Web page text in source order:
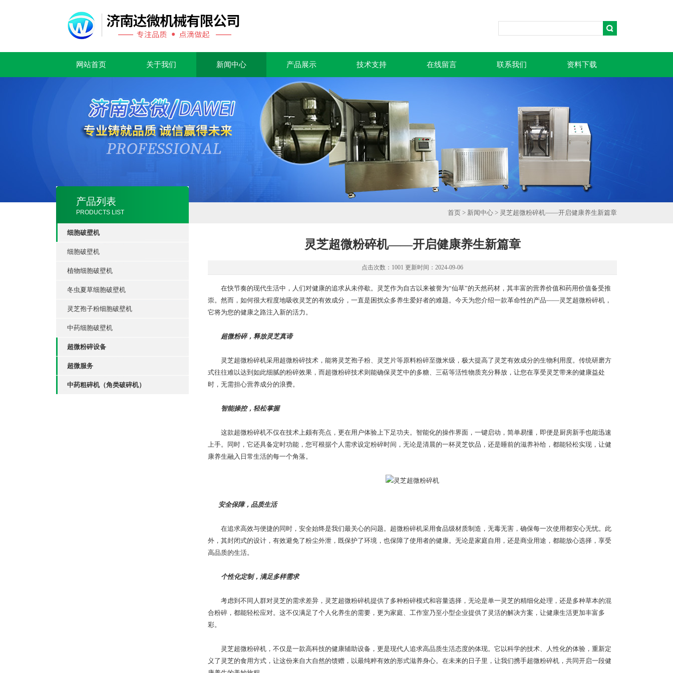
网站首页 关于我们 新闻中心 产品展示 技术支持 在线留言 联系我们 资料下载
产品列表
PRODUCTS LIST
细胞破壁机
细胞破壁机
植物细胞破壁机
冬虫夏草细胞破壁机
灵芝孢子粉细胞破壁机
中药细胞破壁机
超微粉碎设备
超微服务
中药粗碎机（角类破碎机）
首页 > 新闻中心 > 灵芝超微粉碎机——开启健康养生新篇章
灵芝超微粉碎机——开启健康养生新篇章
点击次数：1001 更新时间：2024-09-06
在快节奏的现代生活中，人们对健康的追求从未停歇。灵芝作为自古以来被誉为“仙草”的天然药材，其丰富的营养价值和药用价值备受推
崇。然而，如何很大程度地吸收灵芝的有效成分，一直是困扰众多养生爱好者的难题。今天为您介绍一款革命性的产品——灵芝超微粉碎机，
它将为您的健康之路注入新的活力。
超微粉碎，释放灵芝真谛
灵芝超微粉碎机采用超微粉碎技术，能将灵芝孢子粉、灵芝片等原料粉碎至微米级，极大提高了灵芝有效成分的生物利用度。传统研磨方
式往往难以达到如此细腻的粉碎效果，而超微粉碎技术则能确保灵芝中的多糖、三萜等活性物质充分释放，让您在享受灵芝带来的健康益处
时，无需担心营养成分的浪费。
智能操控，轻松掌握
这款超微粉碎机不仅在技术上颇有亮点，更在用户体验上下足功夫。智能化的操作界面，一键启动，简单易懂，即便是厨房新手也能迅速
上手。同时，它还具备定时功能，您可根据个人需求设定粉碎时间，无论是清晨的一杯灵芝饮品，还是睡前的滋养补给，都能轻松实现，让健
康养生融入日常生活的每一个角落。
安全保障，品质生活
在追求高效与便捷的同时，安全始终是我们最关心的问题。超微粉碎机采用食品级材质制造，无毒无害，确保每一次使用都安心无忧。此
外，其封闭式的设计，有效避免了粉尘外泄，既保护了环境，也保障了使用者的健康。无论是家庭自用，还是商业用途，都能放心选择，享受
高品质的生活。
个性化定制，满足多样需求
考虑到不同人群对灵芝的需求差异，灵芝超微粉碎机提供了多种粉碎模式和容量选择，无论是单一灵芝的精细化处理，还是多种草本的混
合粉碎，都能轻松应对。这不仅满足了个人化养生的需要，更为家庭、工作室乃至小型企业提供了灵活的解决方案，让健康生活更加丰富多
彩。
灵芝超微粉碎机，不仅是一款高科技的健康辅助设备，更是现代人追求高品质生活态度的体现。它以科学的技术、人性化的体验，重新定
义了灵芝的食用方式，让这份来自大自然的馈赠，以最纯粹有效的形式滋养身心。在未来的日子里，让我们携手超微粉碎机，共同开启一段健